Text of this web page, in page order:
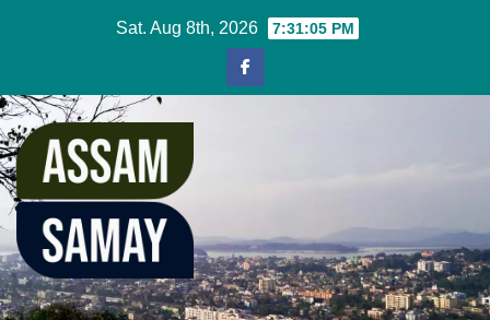
Sat. Aug 8th, 2026 7:31:06 PM